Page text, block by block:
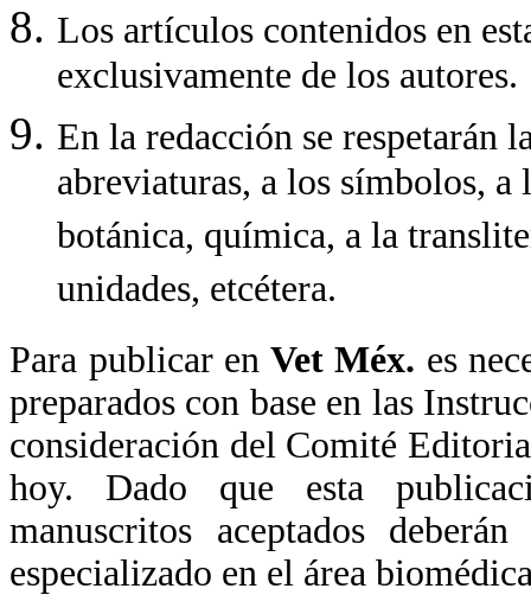
Los artículos contenidos en
exclusivamente de los autores.
En la redacción se respetarán
abreviaturas, a los símbolos,
botánica, química, a la
unidades, etcétera.
Para publicar en Vet Méx. es
preparados con base en las
consideración del Comité
hoy. Dado que esta
manuscritos aceptados
especializado en el área